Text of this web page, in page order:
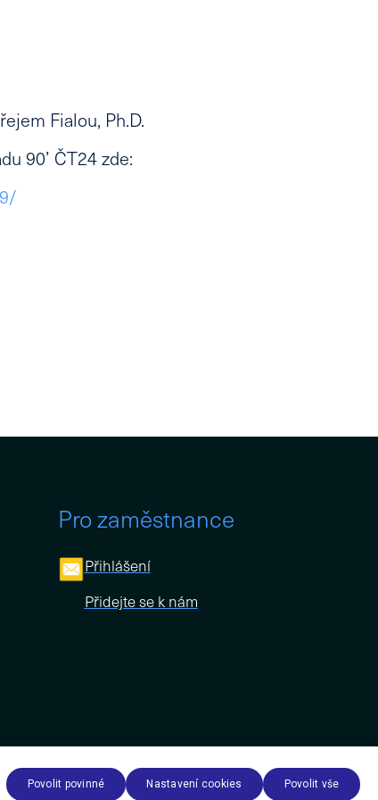
Fialou, Ph.D.
90’ ČT24 zde:
Pro zaměstnance
Přihlášení
Přidejte se k nám
Tento web běží nasolidpixels.
Povolit povinné Nastavení cookies Povolit vše